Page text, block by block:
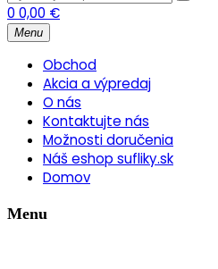
0 0,00 €
Menu
Obchod
Akcia a výpredaj
O nás
Kontaktujte nás
Možnosti doručenia
Náš eshop sufliky.sk
Domov
Menu